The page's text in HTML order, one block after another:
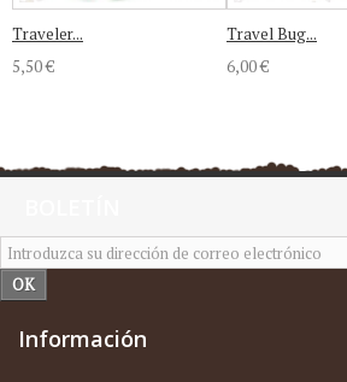
Traveler...
5,50 €
Travel Bug...
6,00 €
OK
Información